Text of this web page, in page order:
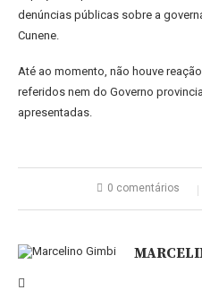
denúncias públicas sobre a
Cunene.
Até ao momento, não houve
referidos nem do Governo
apresentadas.
0 comentários